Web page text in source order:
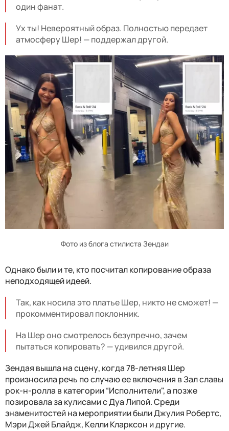
один фанат.
Ух ты! Невероятный образ. Полностью передает
атмосферу Шер! — поддержал другой.
Фото из блога стилиста Зендаи
Однако были и те, кто посчитал копирование образа
неподходящей идеей.
Так, как носила это платье Шер, никто не сможет! —
прокомментировал поклонник.
На Шер оно смотрелось безупречно, зачем
пытаться копировать? — удивился другой.
Зендая вышла на сцену, когда 78-летняя Шер
произносила речь по случаю ее включения в Зал славы
рок-н-ролла в категории “Исполнители", а позже
позировала за кулисами с Дуа Липой. Среди
знаменитостей на мероприятии были Джулия Робертс,
Мэри Джей Блайдж, Келли Кларксон и другие.